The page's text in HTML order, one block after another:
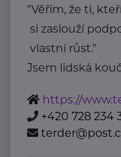
"Věřím, že ti,
si zaslouží
vlastní růst."
Jsem lidská
https://
+420 728 234